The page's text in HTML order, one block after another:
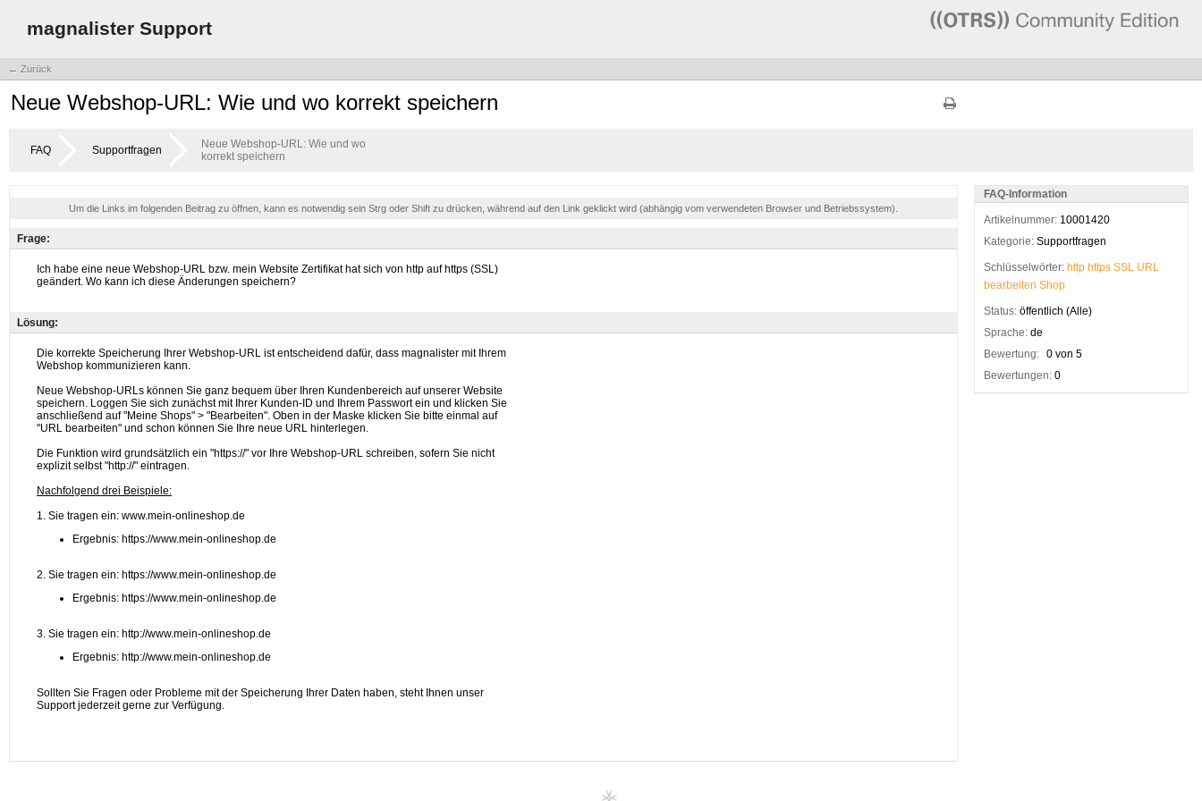
magnalister Support
← Zurück
Neue Webshop-URL: Wie und wo korrekt speichern
FAQ Supportfragen
Neue Webshop-URL: Wie und wo
korrekt speichern
Um die Links im folgenden Beitrag zu öffnen, kann es notwendig sein Strg oder Shift zu drücken, während auf den Link geklickt wird (abhängig vom verwendeten Browser und Betriebssystem).
Frage:
Lösung:
FAQ-Information
Artikelnummer: 10001420
Kategorie: Supportfragen
Schlüsselwörter: http https SSL URL
bearbeiten Shop
Status: öffentlich (Alle)
Sprache: de
Bewertung: 0 von 5
Bewertungen: 0